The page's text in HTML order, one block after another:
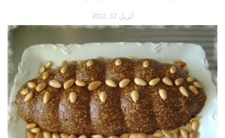
أبريل 17, 2012